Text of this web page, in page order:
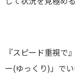
『スピード重視で
ー(ゆっくり) 」で